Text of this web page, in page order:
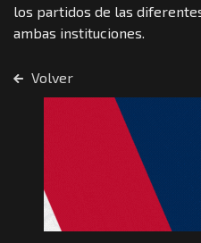
los partidos de las
ambas instituciones.
Volver